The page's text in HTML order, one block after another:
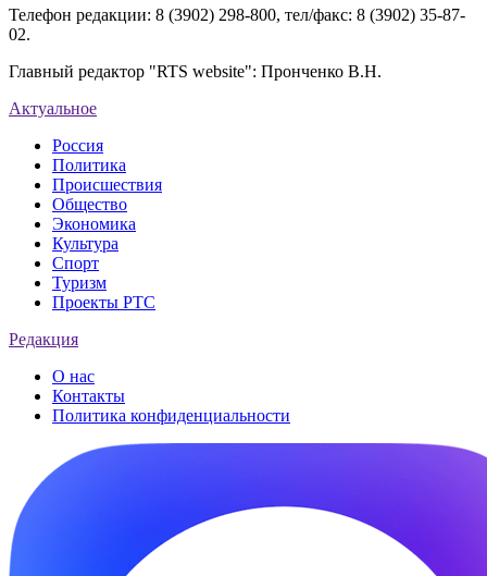
Телефон редакции: 8 (3902) 298-800, тел/факс: 8 (3902) 35-87-
02.
Главный редактор "RTS website": Пронченко В.Н.
Актуальное
Россия
Политика
Происшествия
Общество
Экономика
Культура
Спорт
Туризм
Проекты РТС
Редакция
О нас
Контакты
Политика конфиденциальности